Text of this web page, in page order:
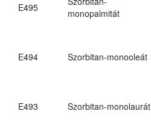
E495
monopalmitát
E494 Szorbitan-monooleát
E493 Szorbitan-monolaurát